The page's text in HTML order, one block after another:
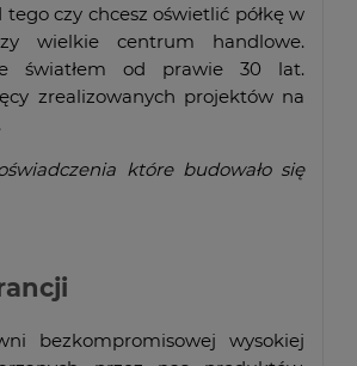
tego czy chcesz oświetlić półkę w
wielkie centrum handlowe.
światłem od prawie 30 lat.
zrealizowanych projektów na
które budowało się
bezkompromisowej wysokiej